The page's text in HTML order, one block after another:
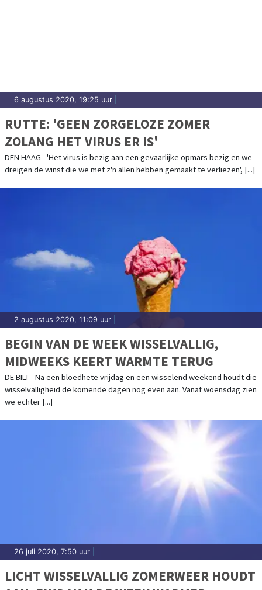
6 augustus 2020, 19:25 uur
RUTTE: 'GEEN ZORGELOZE ZOMER
ZOLANG HET VIRUS ER IS'
DEN HAAG - 'Het virus is bezig aan een gevaarlijke opmars bezig en we
dreigen de winst die we met z'n allen hebben gemaakt te verliezen', [...]
2 augustus 2020, 11:09 uur
BEGIN VAN DE WEEK WISSELVALLIG,
MIDWEEKS KEERT WARMTE TERUG
DE BILT - Na een bloedhete vrijdag en een wisselend weekend houdt die
wisselvalligheid de komende dagen nog even aan. Vanaf woensdag zien
we echter [...]
26 juli 2020, 7:50 uur
LICHT WISSELVALLIG ZOMERWEER HOUDT